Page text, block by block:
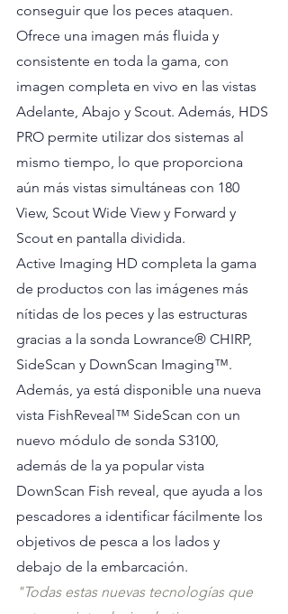
conseguir que los peces ataquen.
Ofrece una imagen más fluida y
consistente en toda la gama, con
imagen completa en vivo en las vistas
Adelante, Abajo y Scout. Además, HDS
PRO permite utilizar dos sistemas al
mismo tiempo, lo que proporciona
aún más vistas simultáneas con 180
View, Scout Wide View y Forward y
Scout en pantalla dividida.
Active Imaging HD completa la gama
de productos con las imágenes más
nítidas de los peces y las estructuras
gracias a la sonda Lowrance® CHIRP,
SideScan y DownScan Imaging™.
Además, ya está disponible una nueva
vista FishReveal™ SideScan con un
nuevo módulo de sonda S3100,
además de la ya popular vista
DownScan Fish reveal, que ayuda a los
pescadores a identificar fácilmente los
objetivos de pesca a los lados y
debajo de la embarcación.
"Todas estas nuevas tecnologías que